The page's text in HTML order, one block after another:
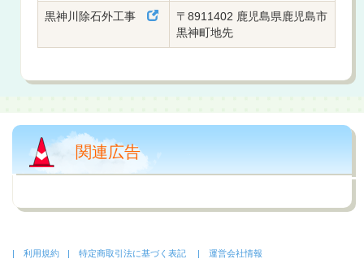
黒神川除石外工事
〒8911402 鹿児島県鹿児島市
黒神町地先
関連広告
| 利用規約 | 特定商取引法に基づく表記
| 運営会社情報